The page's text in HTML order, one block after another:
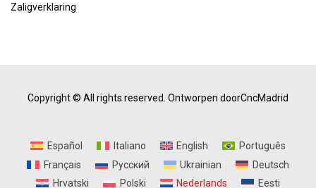
Zaligverklaring
Copyright © All rights reserved. Ontworpen doorCncMadrid
Español Italiano English
Português
Français
Русский Ukrainian
Deutsch
Hrvatski
Polski Nederlands Eesti